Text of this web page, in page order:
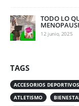
TODO LO
12 junio, 2025
TAGS
ACCESORIOS DEPORTIVOS
ATLETISMO